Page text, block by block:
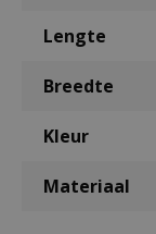
Lengte
Breedte
Kleur
Materiaal